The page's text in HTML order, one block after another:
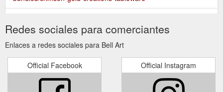
natural olive oil soaps (Lemongrass, Eucalyptus Mint & Myrtle,
Aniseed & Cinnamon and Rose Geranium) 1 x Art Card with
envelope in cellophane ...https://www.bellart.com.au/gift-
bundles/sturt-pea-surprise
Redes sociales para comerciantes
Enlaces a redes sociales para Bell Art
Official Facebook Official Instagram